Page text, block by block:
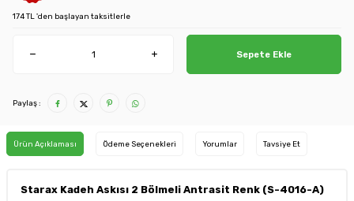
174 TL 'den başlayan taksitlerle
Sepete Ekle
Paylaş :
Ürün Açıklaması Ödeme Seçenekleri Yorumlar Tavsiye Et
Starax Kadeh Askısı 2 Bölmeli Antrasit Renk (S-4016-A)